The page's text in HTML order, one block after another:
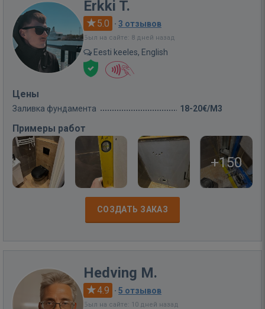
Erkki T.
5.0 · 3 отзывов
Был на сайте: 8 дней назад
Eesti keeles, English
Цены
Заливка фундамента 18-20€/M3
Примеры работ
+150
СОЗДАТЬ ЗАКАЗ
Hedving M.
4.9 · 5 отзывов
Был на сайте: 10 дней назад